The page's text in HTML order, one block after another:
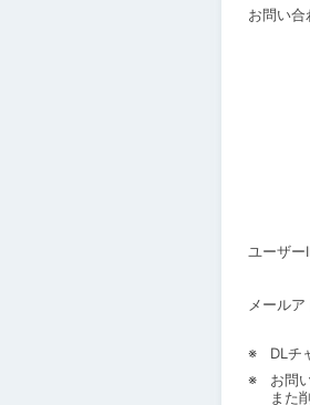
お問い合
ユーザー
メールア
DLチ
お問
また